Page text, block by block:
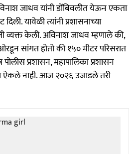
जाधव यांनी डोंबिवलीत येऊन एकता
यावेळी त्यांनी प्रशासनाच्या
व्यक्त केली. अविनाश जाधव म्हणाले की,
सांगत होतो की १५० मीटर परिसरात
पोलीस प्रशासन, महापालिका प्रशासन
नाही. आज २०२६ उजाडले तरी